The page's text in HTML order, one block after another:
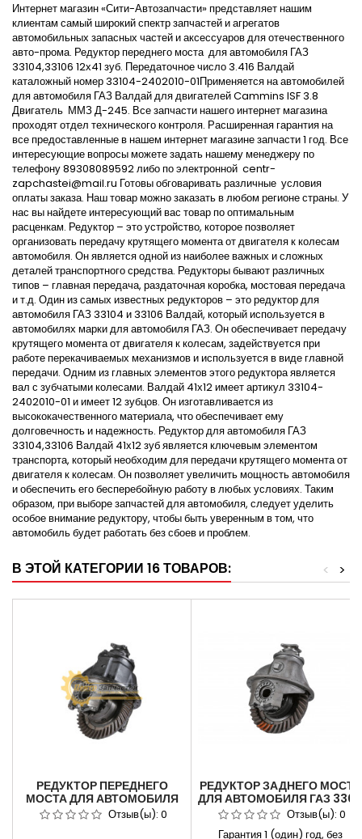
Интернет магазин «Сити-Автозапчасти» представляет нашим
клиентам самый широкий спектр запчастей и агрегатов
автомобильных запасных частей и аксессуаров для отечественного
авто-прома. Редуктор переднего моста для автомобиля ГАЗ
33104,33106 12х41 зуб. Передаточное число 3.416 Валдай
каталожный номер 33104-2402010-01Применяется на автомобилей
для автомобиля ГАЗ Валдай для двигателей Cammins ISF 3.8
Двигатель ММЗ Д-245. Все запчасти нашего интернет магазина
проходят отдел технического контроля. Расширенная гарантия на
все предоставленные в нашем интернет магазине запчасти 1 год. Все
интересующие вопросы можете задать нашему менеджеру по
телефону 89308089592 либо по электронной centr-
zapchastei@mail.ru Готовы обговаривать различные условия
оплаты заказа. Наш товар можно заказать в любом регионе страны. У
нас вы найдете интересующий вас товар по оптимальным
расценкам. Редуктор – это устройство, которое позволяет
организовать передачу крутящего момента от двигателя к колесам
автомобиля. Он является одной из наиболее важных и сложных
деталей транспортного средства. Редукторы бывают различных
типов – главная передача, раздаточная коробка, мостовая передача
и т.д. Один из самых известных редукторов – это редуктор для
автомобиля ГАЗ 33104 и 33106 Валдай, который используется в
автомобилях марки для автомобиля ГАЗ. Он обеспечивает передачу
крутящего момента от двигателя к колесам, задействуется при
работе перекачиваемых механизмов и используется в виде главной
передачи. Одним из главных элементов этого редуктора является
вал с зубчатыми колесами. Валдай 41х12 имеет артикул 33104-
2402010-01 и имеет 12 зубцов. Он изготавливается из
высококачественного материала, что обеспечивает ему
долговечность и надежность. Редуктор для автомобиля ГАЗ
33104,33106 Валдай 41х12 зуб является ключевым элементом
транспорта, который необходим для передачи крутящего момента от
двигателя к колесам. Он позволяет увеличить мощность автомобиля
и обеспечить его бесперебойную работу в любых условиях. Таким
образом, при выборе запчастей для автомобиля, следует уделить
особое внимание редуктору, чтобы быть уверенным в том, что
автомобиль будет работать без сбоев и проблем.
В ЭТОЙ КАТЕГОРИИ 16 ТОВАРОВ: >
<
РЕДУКТОР ПЕРЕДНЕГО
МОСТА ДЛЯ АВТОМОБИЛЯ
ГАЗ 3308,33081 41Х8 ЗУБ
ЕГЕРЬ САДКО АРТИКУЛ
Отзыв(ы): 0
РЕДУКТОР ЗАДНЕГО МОСТА
ДЛЯ АВТОМОБИЛЯ ГАЗ 3309
С БЛОКИРОВКОЙ (41Х9).
Отзыв(ы): 0
Гарантия 1 (один) год, без